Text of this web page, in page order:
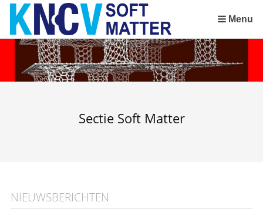
Sla
links
over
Spring
naar
de
Menu
Sectie Soft Matter
NIEUWSBERICHTEN